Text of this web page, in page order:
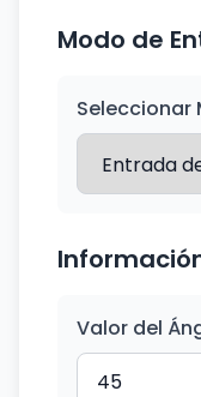
Modo de
Seleccionar
Valor del